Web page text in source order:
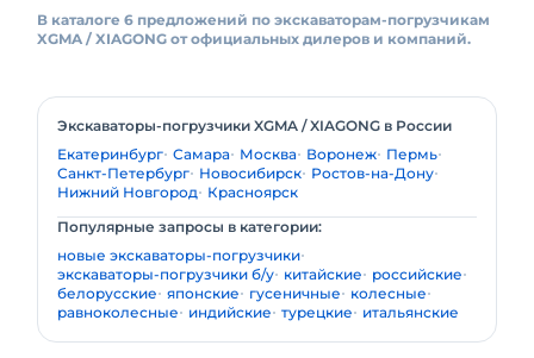
В каталоге 6 предложений по экскаваторам-погрузчикам
XGMA / XIAGONG от официальных дилеров и компаний.
Экскаваторы-погрузчики XGMA / XIAGONG в России
Екатеринбург Самара Москва Воронеж Пермь
Санкт-Петербург Новосибирск Ростов-на-Дону
Нижний Новгород Красноярск
Популярные запросы в категории:
новые экскаваторы-погрузчики
экскаваторы-погрузчики б/у китайские
российские
белорусские японские гусеничные
колесные
равноколесные
индийские турецкие итальянские